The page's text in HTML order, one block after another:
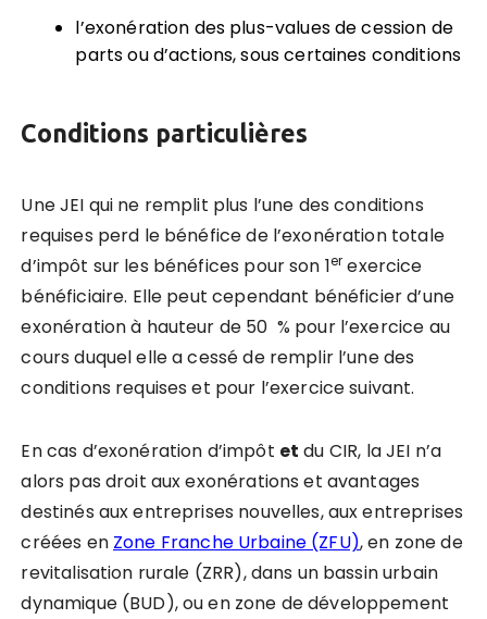
l’exonération des plus-values de cession de
parts ou d’actions, sous certaines conditions
Conditions particulières
Une JEI qui ne remplit plus l’une des conditions
requises perd le bénéfice de l’exonération totale
d’impôt sur les bénéfices pour son 1er exercice
bénéficiaire. Elle peut cependant bénéficier d’une
exonération à hauteur de 50 % pour l’exercice au
cours duquel elle a cessé de remplir l’une des
conditions requises et pour l’exercice suivant.
En cas d’exonération d’impôt et du CIR, la JEI n’a
alors pas droit aux exonérations et avantages
destinés aux entreprises nouvelles, aux entreprises
créées en Zone Franche Urbaine (ZFU), en zone de
revitalisation rurale (ZRR), dans un bassin urbain
dynamique (BUD), ou en zone de développement